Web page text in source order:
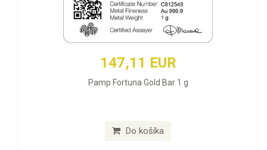
147,11 EUR
Pamp Fortuna Gold Bar 1 g
Do košíka